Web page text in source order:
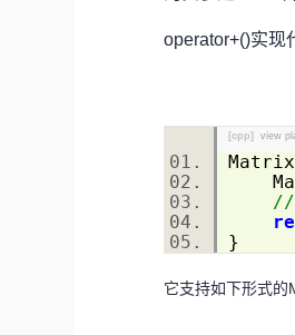
operator+()实现
[cpp] view
//
}
它支持如下形式的